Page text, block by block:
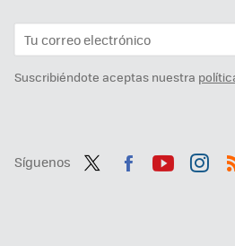
Suscribiéndote aceptas nuestra
Síguenos